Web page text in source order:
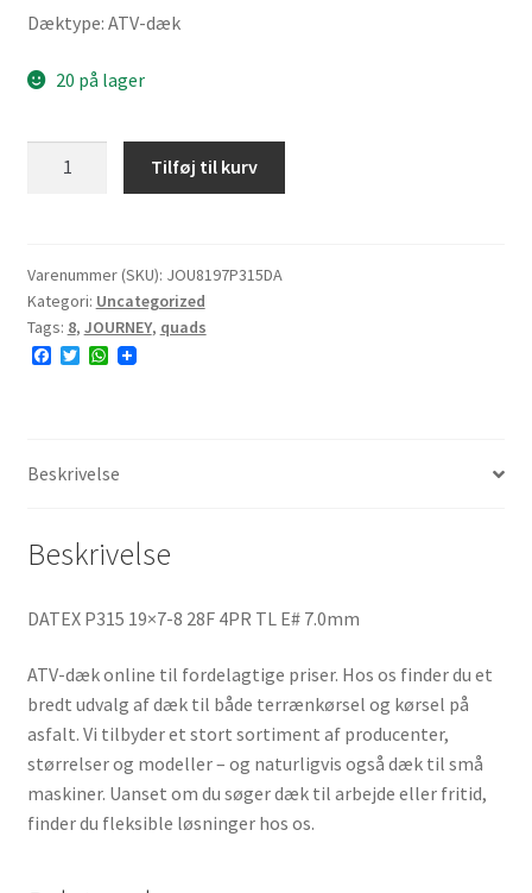
Dæktype: ATV-dæk
20 på lager
28F
4PR
TL
E#
Tilføj til kurv
Varenummer (SKU): JOU8197P315DA
Kategori: Uncategorized
Tags: 8, JOURNEY, quads
F
o
T
r
W
p
Beskrivelse
Beskrivelse
DATEX P315 19×7-8 28F 4PR TL E# 7.0mm
ATV-dæk online til fordelagtige priser. Hos os finder du et
bredt udvalg af dæk til både terrænkørsel og kørsel på
asfalt. Vi tilbyder et stort sortiment af producenter,
størrelser og modeller – og naturligvis også dæk til små
maskiner. Uanset om du søger dæk til arbejde eller fritid,
finder du fleksible løsninger hos os.